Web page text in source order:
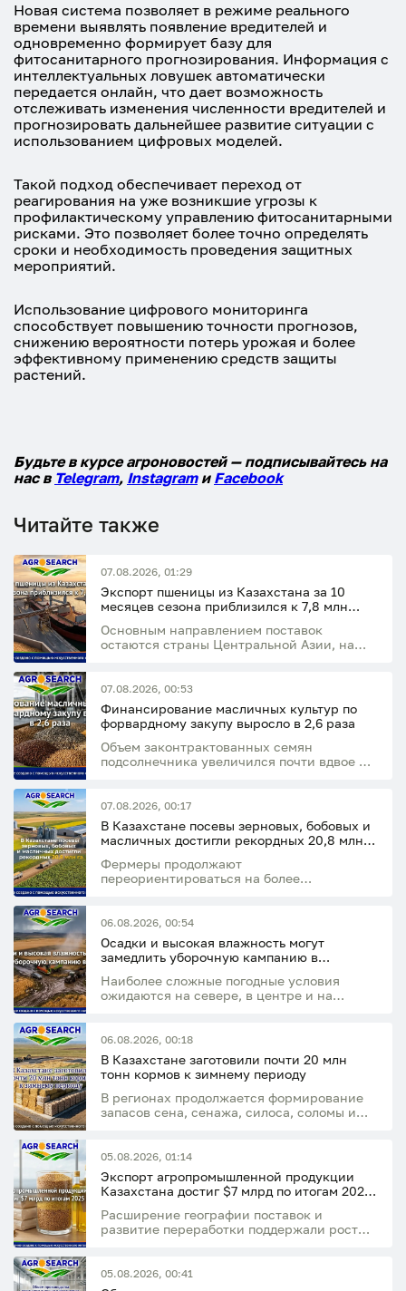
Новая система позволяет в режиме реального
времени выявлять появление вредителей и
одновременно формирует базу для
фитосанитарного прогнозирования. Информация с
интеллектуальных ловушек автоматически
передается онлайн, что дает возможность
отслеживать изменения численности вредителей и
прогнозировать дальнейшее развитие ситуации с
использованием цифровых моделей.
Такой подход обеспечивает переход от
реагирования на уже возникшие угрозы к
профилактическому управлению фитосанитарными
рисками. Это позволяет более точно определять
сроки и необходимость проведения защитных
мероприятий.
Использование цифрового мониторинга
способствует повышению точности прогнозов,
снижению вероятности потерь урожая и более
эффективному применению средств защиты
растений.
Будьте в курсе агроновостей — подписывайтесь на
нас в Telegram, Instagramи Facebook
Читайте также
07.08.2026, 01:29
Экспорт пшеницы из Казахстана за 10
месяцев сезона приблизился к 7,8 млн
Основным направлением поставок
остаются страны Центральной Азии, на
07.08.2026, 00:53
Финансирование масличных культур по
форвардному закупу выросло в 2,6 раза
Объем законтрактованных семян
подсолнечника увеличился почти вдвое и
07.08.2026, 00:17
В Казахстане посевы зерновых, бобовых и
масличных достигли рекордных 20,8 млн
Фермеры продолжают
переориентироваться на более
подсолнечником
06.08.2026, 00:54
Осадки и высокая влажность могут
замедлить уборочную кампанию в
Наиболее сложные погодные условия
ожидаются на севере, в центре и на
06.08.2026, 00:18
В Казахстане заготовили почти 20 млн
тонн кормов к зимнему периоду
В регионах продолжается формирование
запасов сена, сенажа, силоса, соломы и
05.08.2026, 01:14
Экспорт агропромышленной продукции
Казахстана достиг $7 млрд по итогам 2025
Расширение географии поставок и
развитие переработки поддержали рост
05.08.2026, 00:41